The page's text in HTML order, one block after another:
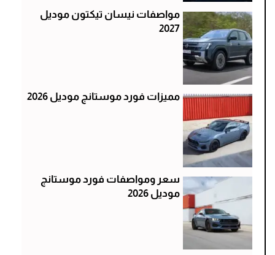
مواصفات نيسان تيكتون موديل
2027
مميزات فورد موستانج موديل 2026
سعر ومواصفات فورد موستانج
موديل 2026